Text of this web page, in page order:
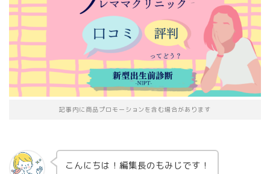
記事内に商品プロモーションを含む場合があります
こんにちは！編集長のもみじです！